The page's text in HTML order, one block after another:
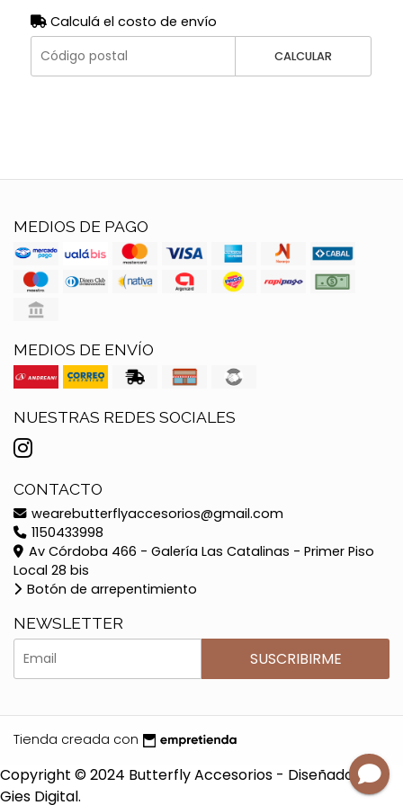
Calculá el costo de envío
CALCULAR
MEDIOS DE PAGO
MEDIOS DE ENVÍO
NUESTRAS REDES SOCIALES
CONTACTO
wearebutterflyaccesorios@gmail.com
1150433998
Av Córdoba 466 - Galería Las Catalinas - Primer Piso
Local 28 bis
Botón de arrepentimiento
NEWSLETTER
SUSCRIBIRME
Tienda creada con
Copyright © 2024 Butterfly Accesorios - Diseñado por
Gies Digital.